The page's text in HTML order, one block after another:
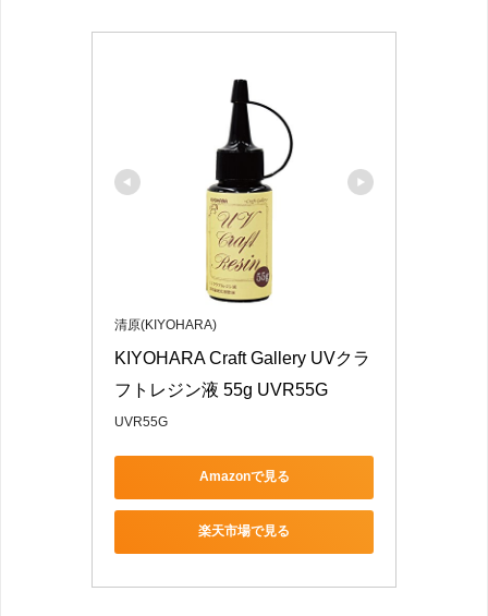
清原(KIYOHARA)
KIYOHARA Craft Gallery UVクラ
フトレジン液 55g UVR55G
UVR55G
Amazonで見る
楽天市場で見る